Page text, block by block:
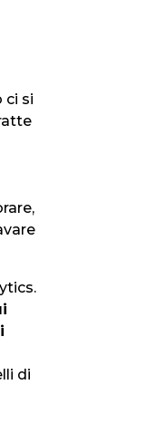
ci si
di